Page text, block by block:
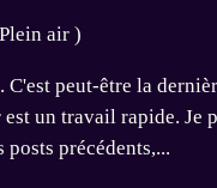
Plein air )
C'est peut-être la
un travail rapide. Je
posts précédents,...